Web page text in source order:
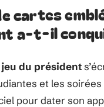
cartes
a-t-il
du président
et les soirées
pour dater son